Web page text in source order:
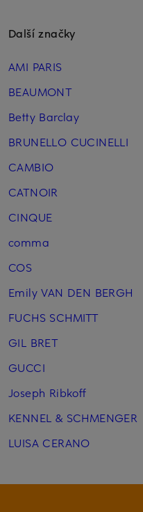
Další značky
AMI PARIS
BEAUMONT
Betty Barclay
BRUNELLO CUCINELLI
CAMBIO
CATNOIR
CINQUE
comma
COS
Emily VAN DEN BERGH
FUCHS SCHMITT
GIL BRET
GUCCI
Joseph Ribkoff
KENNEL & SCHMENGER
LUISA CERANO